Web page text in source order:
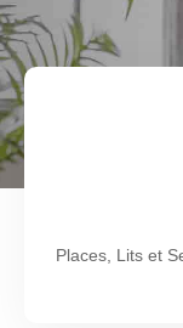
Places, Lits et